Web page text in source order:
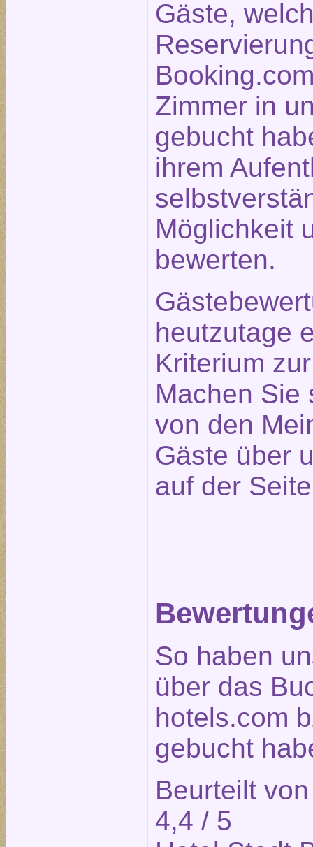
Gäste,
Zimmer in
gebucht
ihrem
Möglichkeit
bewerten.
heutzutage
Kriterium
Machen Sie
von den
Gäste über
auf der
So haben
über das
hotels.com
gebucht
Beurteilt
4,4 / 5